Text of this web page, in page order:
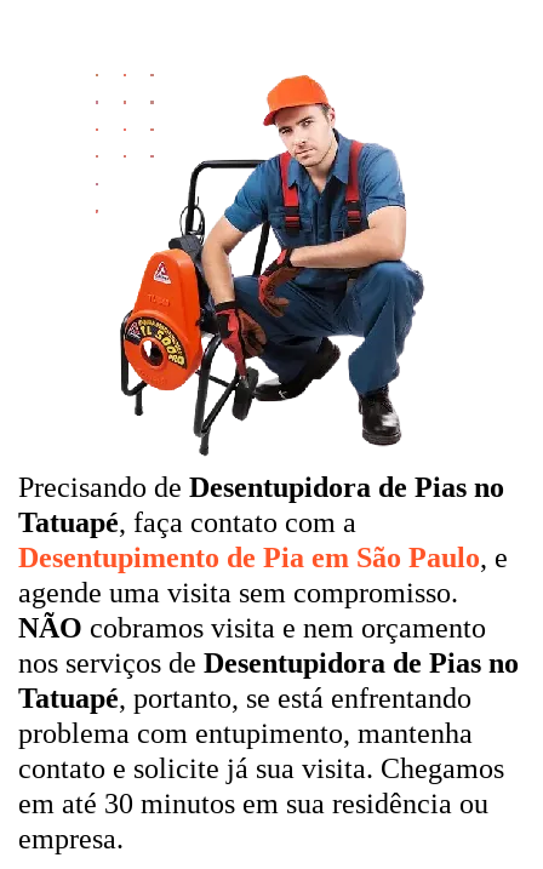
Precisando de Desentupidora de Pias no
Tatuapé, faça contato com a
Desentupimento de Pia em São Paulo, e
agende uma visita sem compromisso.
NÃO cobramos visita e nem orçamento
nos serviços de Desentupidora de Pias no
Tatuapé, portanto, se está enfrentando
problema com entupimento, mantenha
contato e solicite já sua visita. Chegamos
em até 30 minutos em sua residência ou
empresa.